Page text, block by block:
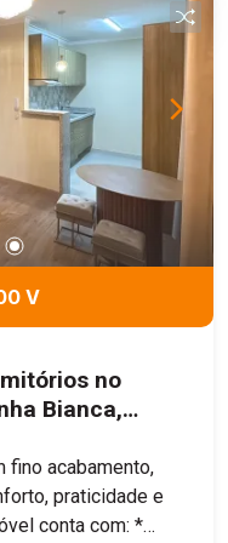
V
no
Bianca,
Claro/SP
fino acabamento,
praticidade e